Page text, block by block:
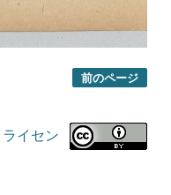
前のページ
イセン